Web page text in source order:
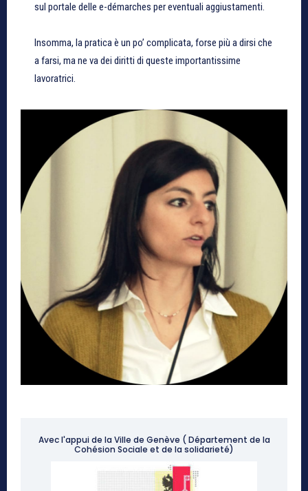
sul portale delle e-démarches per eventuali aggiustamenti.
Insomma, la pratica è un po’ complicata, forse più a dirsi che
a farsi, ma ne va dei diritti di queste importantissime
lavoratrici.
Avec l'appui de la Ville de Genève ( Département de la
Cohésion Sociale et de la solidarieté)